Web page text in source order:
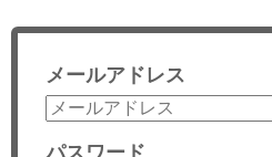
採用情報
お問い合わせ
メールアドレス
パスワード